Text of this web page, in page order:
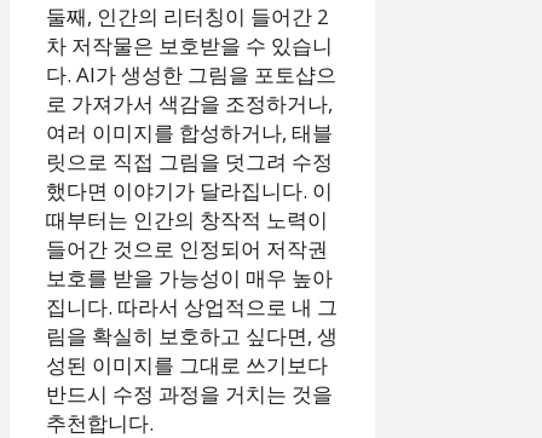
둘째, 인간의 리터칭이 들어간 2
차 저작물은 보호받을 수 있습니
다. AI가 생성한 그림을 포토샵으
로 가져가서 색감을 조정하거나,
여러 이미지를 합성하거나, 태블
릿으로 직접 그림을 덧그려 수정
했다면 이야기가 달라집니다. 이
때부터는 인간의 창작적 노력이
들어간 것으로 인정되어 저작권
보호를 받을 가능성이 매우 높아
집니다. 따라서 상업적으로 내 그
림을 확실히 보호하고 싶다면, 생
성된 이미지를 그대로 쓰기보다
반드시 수정 과정을 거치는 것을
추천합니다.